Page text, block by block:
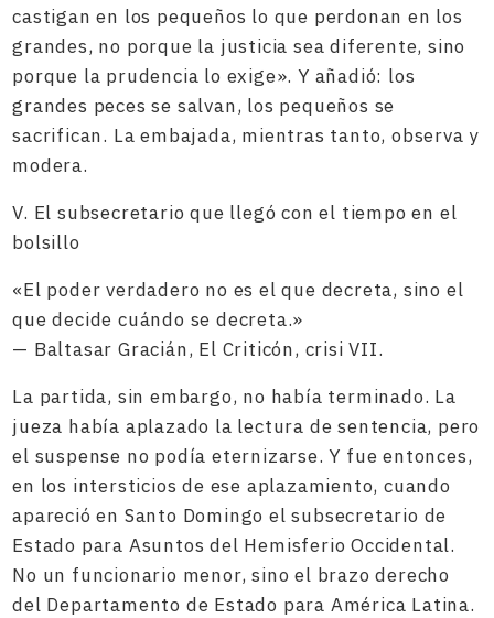
castigan en los pequeños lo que perdonan en los
grandes, no porque la justicia sea diferente, sino
porque la prudencia lo exige». Y añadió: los
grandes peces se salvan, los pequeños se
sacrifican. La embajada, mientras tanto, observa y
modera.
V. El subsecretario que llegó con el tiempo en el
bolsillo
«El poder verdadero no es el que decreta, sino el
que decide cuándo se decreta.»
— Baltasar Gracián, El Criticón, crisi VII.
La partida, sin embargo, no había terminado. La
jueza había aplazado la lectura de sentencia, pero
el suspense no podía eternizarse. Y fue entonces,
en los intersticios de ese aplazamiento, cuando
apareció en Santo Domingo el subsecretario de
Estado para Asuntos del Hemisferio Occidental.
No un funcionario menor, sino el brazo derecho
del Departamento de Estado para América Latina.